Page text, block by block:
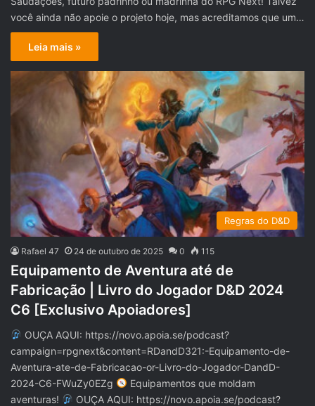
você ainda não apoie o projeto hoje, mas acreditamos que um…
Leia mais »
Regras do D&D
Rafael 47 24 de outubro de 2025 0 115
Equipamento de Aventura até de
Fabricação | Livro do Jogador D&D 2024
C6 [Exclusivo Apoiadores]
OUÇA AQUI: https://novo.apoia.se/podcast?
campaign=rpgnext&content=RDandD321:-Equipamento-de-
Aventura-ate-de-Fabricacao-or-Livro-do-Jogador-DandD-
2024-C6-FWuZy0EZg
Equipamentos que moldam
aventuras!
OUÇA AQUI: https://novo.apoia.se/podcast?